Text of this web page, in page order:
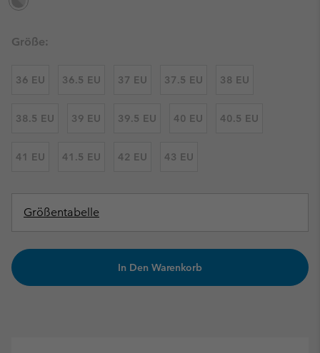
Größe:
36 EU 36.5 EU 37 EU 37.5 EU 38 EU
38.5 EU 39 EU 39.5 EU 40 EU 40.5 EU
41 EU 41.5 EU 42 EU 43 EU
Größentabelle
In Den Warenkorb